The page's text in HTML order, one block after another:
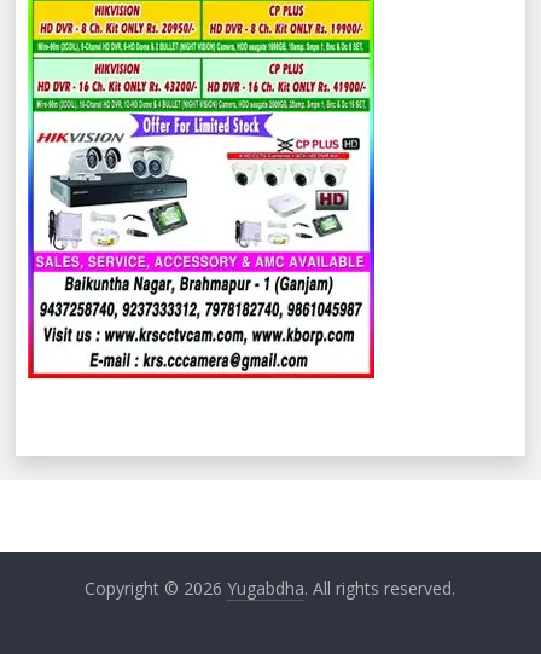
Copyright © 2026Yugabdha. All rights reserved.